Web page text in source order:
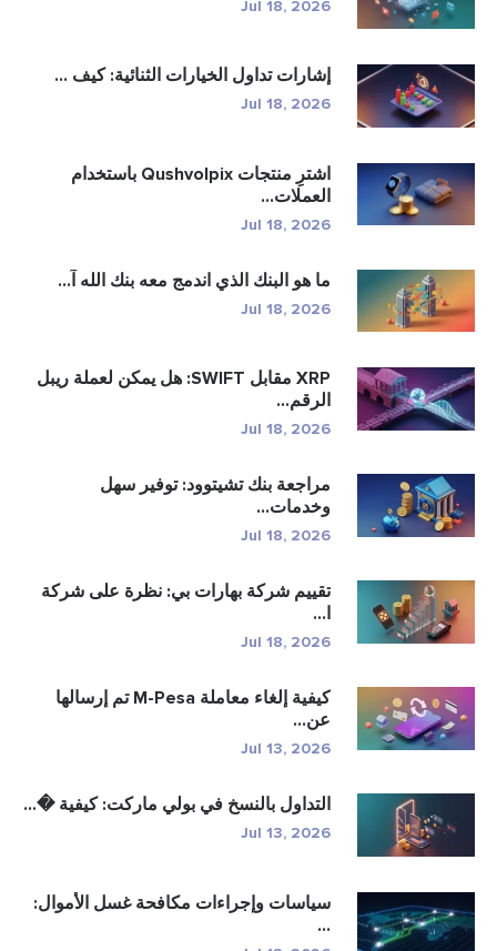
Jul 18,
تداول الخيارات الثنائية: كيف ...
Jul 18,
اشترِ منتجات Qushvolpix باستخدام
Jul 18,
هو البنك الذي اندمج معه بنك الله آ...
Jul 18,
XRP مقابل SWIFT: هل يمكن لعملة ريبل
Jul 18,
بنك تشيتوود: توفير سهل
Jul 18,
شركة بهارات بي: نظرة على شركة
Jul 18,
كيفية إلغاء معاملة M-Pesa تم إرسالها
Jul 13,
بالنسخ في بولي ماركت: كيفية �...
Jul 13,
وإجراءات مكافحة غسل الأموال: